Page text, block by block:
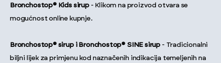
Bronchostop® Kids sirup- Klikom na proizvod otvara se
mogućnost online kupnje.
Bronchostop® sirup i Bronchostop® SINE sirup - Tradicionalni
biljni lijek za primjenu kod naznačenih indikacija temeljenih na